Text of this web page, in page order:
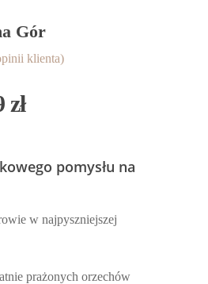
Gór
klienta)
zł
pomysłu na
w najpyszniejszej
prażonych orzechów